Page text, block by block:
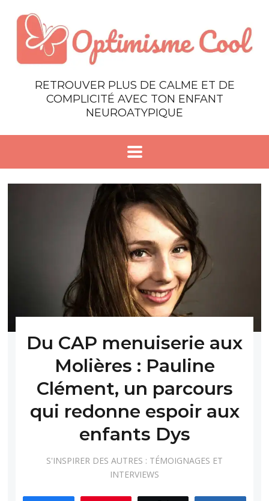
RETROUVER PLUS DE CALME ET DE
COMPLICITÉ AVEC TON ENFANT
NEUROATYPIQUE
Du CAP menuiserie aux
Molières : Pauline
Clément, un parcours
qui redonne espoir aux
enfants Dys
S'INSPIRER DES AUTRES : TÉMOIGNAGES ET
INTERVIEWS